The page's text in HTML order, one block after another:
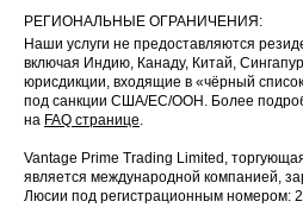
РЕГИОНАЛЬНЫЕ ОГРАНИЧЕНИЯ:
Наши услуги не предоставляются
включая Индию, Канаду, Китай,
юрисдикции, входящие в «чёрный
под санкции США/ЕС/ООН. Более
на FAQ странице.
Vantage Prime Trading Limited,
является международной компанией,
Люсии под регистрационным номером: